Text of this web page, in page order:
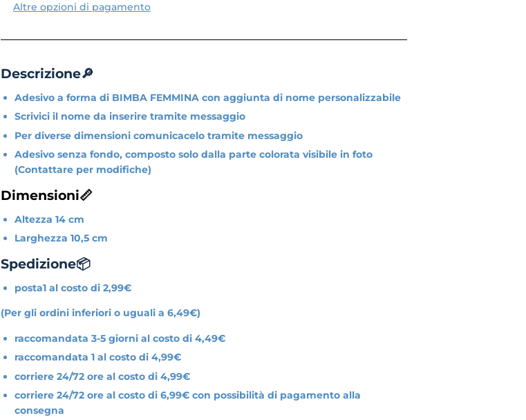
Altre opzioni di pagamento
Descrizione🔎
Adesivo a forma di BIMBA FEMMINA con aggiunta di nome personalizzabile
Scrivici il nome da inserire tramite messaggio
Per diverse dimensioni comunicacelo tramite messaggio
Adesivo senza fondo, composto solo dalla parte colorata visibile in foto
(Contattare per modifiche)
Dimensioni📏
Altezza 14 cm
Larghezza 10,5 cm
Spedizione📦
posta1 al costo di 2,99€
(Per gli ordini inferiori o uguali a 6,49€)
raccomandata 3-5 giorni al costo di 4,49€
raccomandata 1 al costo di 4,99€
corriere 24/72 ore al costo di 4,99€
corriere 24/72 ore al costo di 6,99€ con possibilità di pagamento alla
consegna